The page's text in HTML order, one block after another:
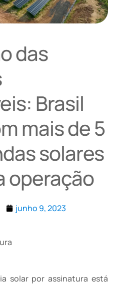
das
Brasil
mais de 5
solares
operação
junho 9, 2023
solar por assinatura está